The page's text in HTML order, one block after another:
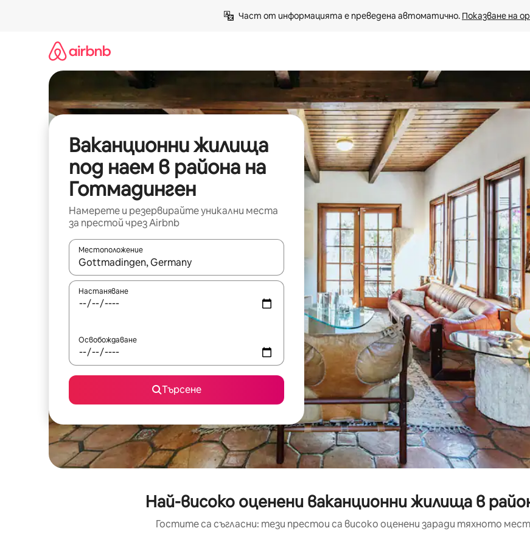
Част от информацията е преведена автоматично. Показване на
Ваканционни жилища
под наем в района на
Готмадинген
Намерете и резервирайте уникални места
за престой чрез Airbnb
Местоположение
Когато резултатите се покажат, използвайте клавишите със стрелки нагоре и надолу или навигирайте
Настаняване
Освобождаване
Търсене
Най-високо оценени ваканционни жилища в
Гостите са съгласни: тези престои са високо оценени заради тяхното